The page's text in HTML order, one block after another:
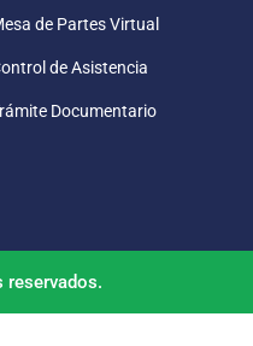
de Partes Virtual
de Asistencia
Documentario